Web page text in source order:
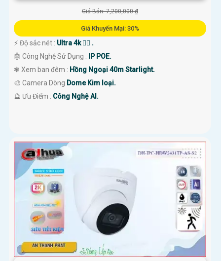
Giá Bán: 7,200,000 ₫
Giá Khuyến Mại: 30%
️⚡ Độ sắc nét : Ultra 4k 👍🏾 .
🤖️ Công Nghệ Sử Dụng :
IP POE.
❃ Xem ban đêm : Hồng Ngoại 40m Starlight.
🎨 Camera Dòng Dome Kim loại.
️🔮 Ưu Điểm : Công Nghệ AI.